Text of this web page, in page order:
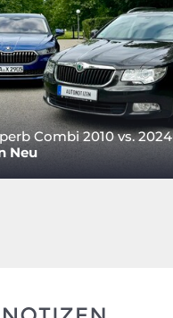
Combi 2010 vs. 2024
Neu